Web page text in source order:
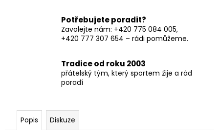
Potřebujete poradit?
Zavolejte nám: +420 775 084 005,
+420 777 307 654 – rádi pomůžeme.
Tradice od roku 2003
přátelský tým, který sportem žije a rád
poradí
Popis Diskuze